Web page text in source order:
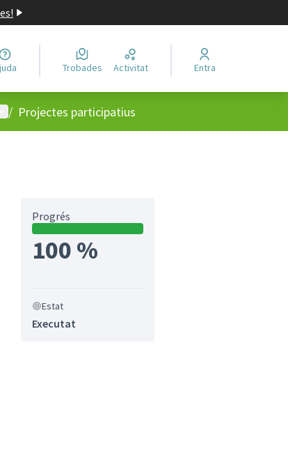
Trobades Activitat Entra
d'usuari
/ Projectes participatius
Progrés
100 %
Estat
Executat